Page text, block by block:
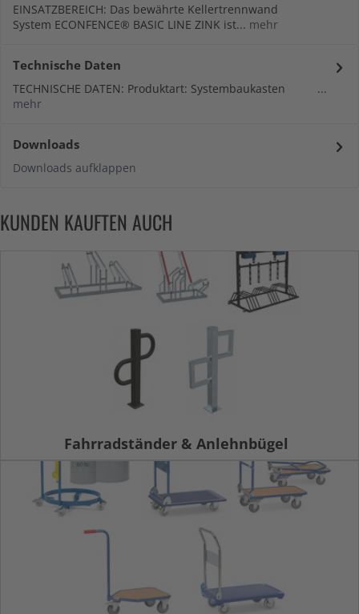
EINSATZBEREICH: Das bewährte Kellertrennwand
System ECONFENCE® BASIC LINE ZINK ist... mehr
Technische Daten
TECHNISCHE DATEN: Produktart: Systembaukasten ...
mehr
Downloads
Downloads aufklappen
KUNDEN KAUFTEN AUCH
Fahrradständer & Anlehnbügel